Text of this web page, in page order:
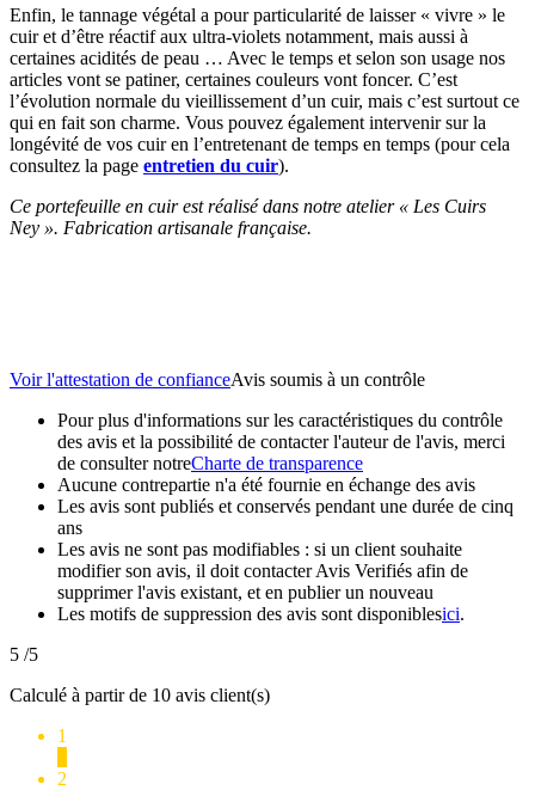
Enfin, le tannage végétal a pour particularité de laisser « vivre » le
cuir et d’être réactif aux ultra-violets notamment, mais aussi à
certaines acidités de peau … Avec le temps et selon son usage nos
articles vont se patiner, certaines couleurs vont foncer. C’est
l’évolution normale du vieillissement d’un cuir, mais c’est surtout ce
qui en fait son charme. Vous pouvez également intervenir sur la
longévité de vos cuir en l’entretenant de temps en temps (pour cela
consultez la page entretien du cuir).
Ce portefeuille en cuir est réalisé dans notre atelier « Les Cuirs
Ney ». Fabrication artisanale française.
Voir l'attestation de confianceAvis soumis à un contrôle
Pour plus d'informations sur les caractéristiques du contrôle
des avis et la possibilité de contacter l'auteur de l'avis, merci
de consulter notreCharte de transparence
Aucune contrepartie n'a été fournie en échange des avis
Les avis sont publiés et conservés pendant une durée de cinq
ans
Les avis ne sont pas modifiables : si un client souhaite
modifier son avis, il doit contacter Avis Verifiés afin de
supprimer l'avis existant, et en publier un nouveau
Les motifs de suppression des avis sont disponiblesici.
5 /5
Calculé à partir de 10 avis client(s)
1
2